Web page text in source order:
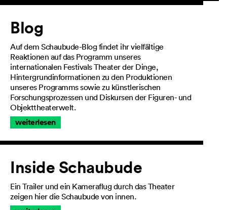
Artikel
Blog
Auf dem Schaubude-Blog findet ihr vielfältige
Reaktionen auf das Programm unseres
internationalen Festivals Theater der Dinge,
Hintergrundinformationen zu den Produktionen
unseres Programms sowie zu künstlerischen
Forschungsprozessen und Diskursen der Figuren- und
Objekttheaterwelt.
weiterlesen
Inside Schaubude
Ein Trailer und ein Kameraflug durch das Theater
zeigen hier die Schaubude von innen.